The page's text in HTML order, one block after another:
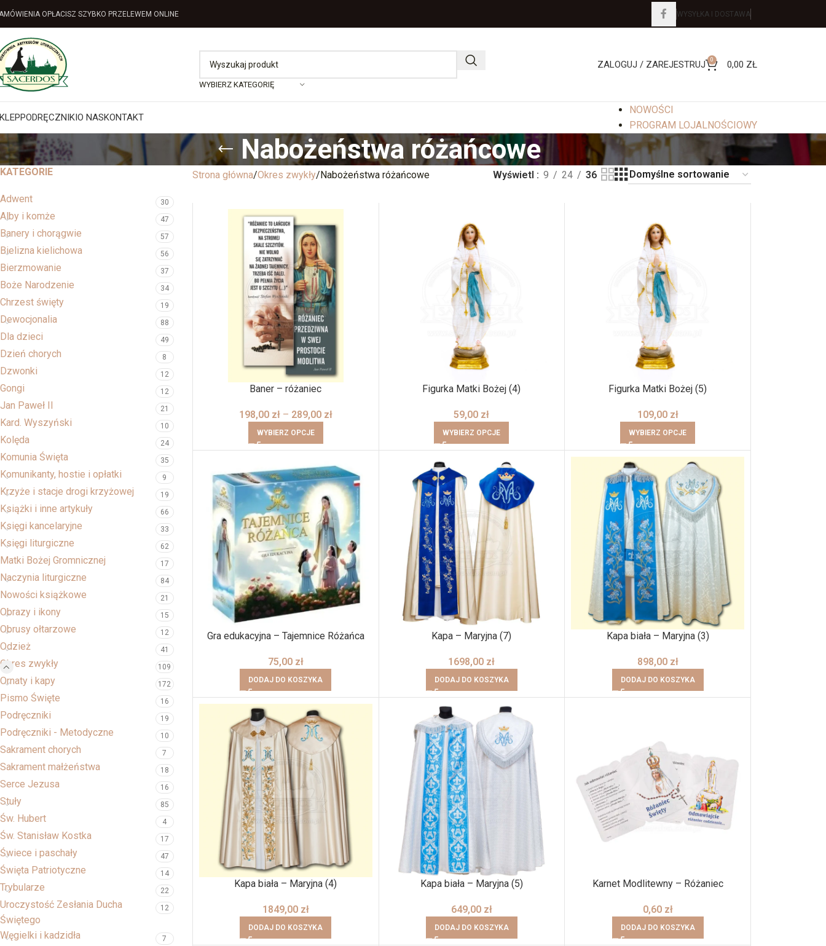
OPŁACISZ SZYBKO PRZELEWEM ONLINE WYSYŁKA I DOSTAWA
WYBIERZ KATEGORIĘ
ZALOGUJ / ZAREJESTRUJ 0 0,00 ZŁ
PODRĘCZNIKIO NASKONTAKT
NOWOŚCI
PROGRAM LOJALNOŚCIOWY
Nabożeństwa różańcowe
KATEGORIE
Adwent 30
Alby i komże 47
Banery i chorągwie 57
Bielizna kielichowa 56
Bierzmowanie 37
Boże Narodzenie 34
Chrzest święty 19
Dewocjonalia 88
Dla dzieci 49
Dzień chorych 8
Dzwonki 12
Gongi 12
Jan Paweł II 21
Kard. Wyszyński 10
Kolęda 24
Komunia Święta 35
Komunikanty, hostie i opłatki 9
Krzyże i stacje drogi krzyżowej 19
Książki i inne artykuły 66
Księgi kancelaryjne 33
Księgi liturgiczne 62
Matki Bożej Gromnicznej 17
Naczynia liturgiczne 84
Nowości książkowe 21
Obrazy i ikony 15
Obrusy ołtarzowe 12
Odzież 41
Okres zwykły 109
Ornaty i kapy 172
Pismo Święte 16
Podręczniki 19
Podręczniki - Metodyczne 10
Sakrament chorych 7
Sakrament małżeństwa 18
Serce Jezusa 16
Stuły 85
Św. Hubert 4
Św. Stanisław Kostka 17
Świece i paschały 47
Święta Patriotyczne 14
Trybularze 22
Uroczystość Zesłania Ducha
Świętego
12
Węgielki i kadzidła 7
Strona główna Okres zwykły Nabożeństwa różańcowe Wyświetl 9 24 36
Baner – różaniec
198,00 zł – 289,00 zł
WYBIERZ OPCJE
Figurka Matki Bożej (4)
59,00 zł
WYBIERZ OPCJE
Figurka Matki Bożej (5)
109,00 zł
WYBIERZ OPCJE
Gra edukacyjna – Tajemnice Różańca
75,00 zł
DODAJ DO KOSZYKA
Kapa – Maryjna (7)
1698,00 zł
DODAJ DO KOSZYKA
Kapa biała – Maryjna (3)
898,00 zł
DODAJ DO KOSZYKA
Kapa biała – Maryjna (4)
1849,00 zł
DODAJ DO KOSZYKA
Kapa biała – Maryjna (5)
649,00 zł
DODAJ DO KOSZYKA
Karnet Modlitewny – Różaniec
0,60 zł
DODAJ DO KOSZYKA